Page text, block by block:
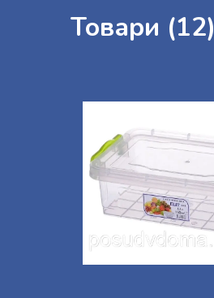
Товари (12)